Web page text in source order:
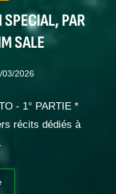
PAR
SALE
03/2026
- 1° PARTIE *
récits dédiés à